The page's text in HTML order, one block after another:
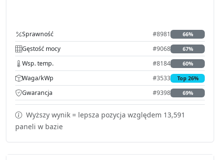
Sprawność #8981 66%
Gęstość mocy #9068 67%
Wsp. temp. #8184 60%
Waga/kWp #3533 Top 26%
Gwarancja #9398 69%
Wyższy wynik = lepsza pozycja względem 13,591
paneli w bazie